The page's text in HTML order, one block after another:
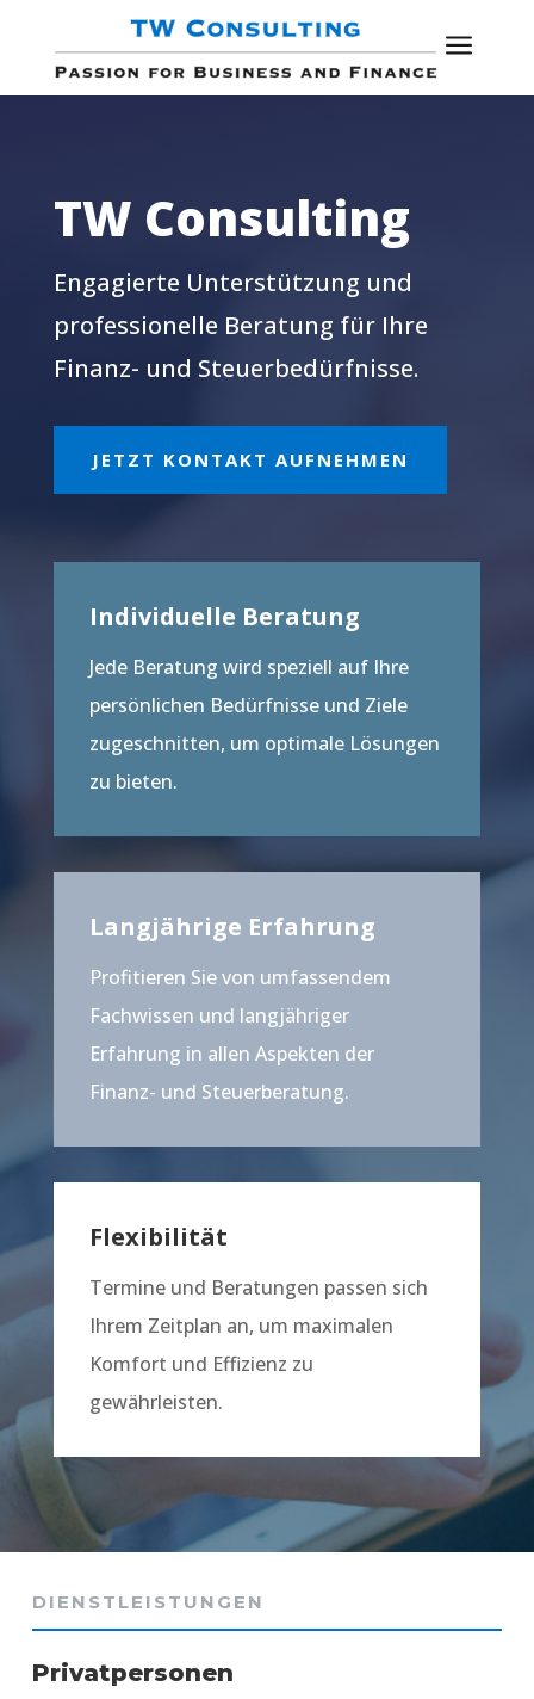
a
TW Consulting
Engagierte Unterstützung und
professionelle Beratung für Ihre
Finanz- und Steuerbedürfnisse.
JETZT KONTAKT AUFNEHMEN
Individuelle Beratung
Jede Beratung wird speziell auf Ihre
persönlichen Bedürfnisse und Ziele
zugeschnitten, um optimale Lösungen
zu bieten.
Langjährige Erfahrung
Profitieren Sie von umfassendem
Fachwissen und langjähriger
Erfahrung in allen Aspekten der
Finanz- und Steuerberatung.
Flexibilität
Termine und Beratungen passen sich
Ihrem Zeitplan an, um maximalen
Komfort und Effizienz zu
gewährleisten.
DIENSTLEISTUNGEN
Privatpersonen